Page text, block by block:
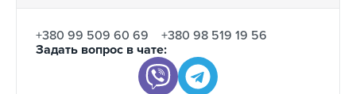
+380 99 509 60 69
+380 98 519 19 56
Задать вопрос в чате: